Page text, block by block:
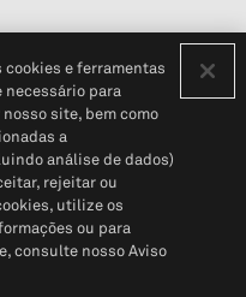
do cliente (em inglês)
© 2026 S&P Global
e ferramentas
necessário para
site, bem como
a
análise de dados)
rejeitar ou
utilize os
ou para
consulte nosso Aviso